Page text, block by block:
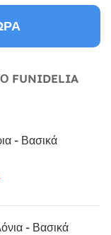
FUNIDELIA
- Βασικά
- Βασικά